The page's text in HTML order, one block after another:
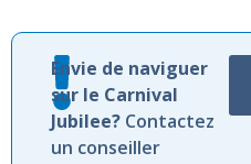
Envie de naviguer
sur le Carnival
Jubilee? Contactez
un conseiller